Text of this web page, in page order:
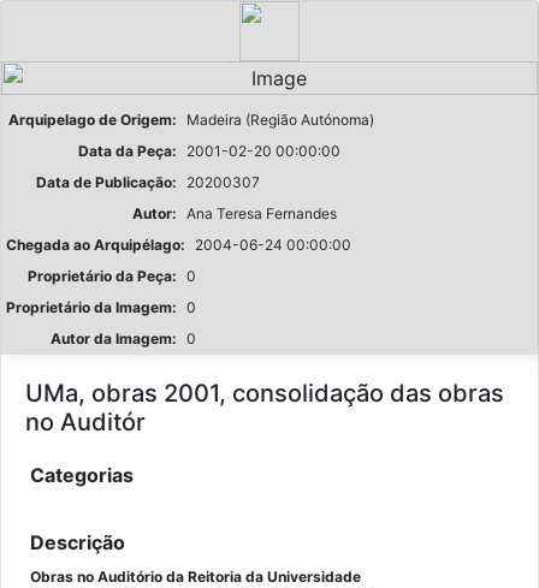
Arquipelago de Origem:
Madeira (Região Autónoma)
Data da Peça:
2001-02-20 00:00:00
Data de Publicação:
20200307
Autor: Ana Teresa Fernandes
Chegada ao Arquipélago:
2004-06-24 00:00:00
Proprietário da Peça: 0
Proprietário da Imagem: 0
Autor da Imagem: 0
UMa, obras 2001, consolidação das obras
no Auditór
Categorias
Descrição
Obras no Auditório da Reitoria da Universidade